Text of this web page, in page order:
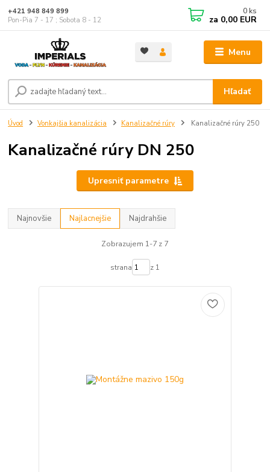
Menu
Hľadať
+421 948 849 899
Pon-Pia 7 - 17 ; Sobota 8 - 12
0 ks
za 0,00 EUR
Úvod Vonkajšia kanalizácia Kanalizačné rúry Kanalizačné rúry 250
Kanalizačné rúry DN 250
Upresniť parametre
Najnovšie Najlacnejšie Najdrahšie
Zobrazujem 1-7 z 7
strana z 1